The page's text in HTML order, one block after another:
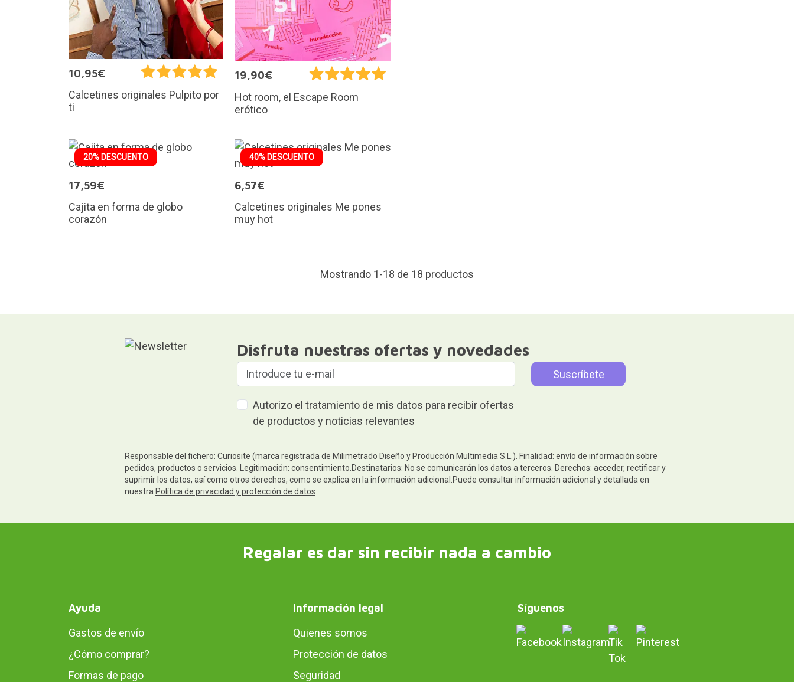
10,95€
Calcetines originales Pulpito por
ti
19,90€
Hot room, el Escape Room
erótico
20% DESCUENTO
17,59€
Cajita en forma de globo
corazón
40% DESCUENTO
6,57€
Calcetines originales Me pones
muy hot
Mostrando 1-18 de 18 productos
Disfruta nuestras ofertas y novedades
Autorizo el tratamiento de mis datos para recibir ofertas
de productos y noticias relevantes
Responsable del fichero: Curiosite (marca registrada de Milimetrado Diseño y Producción Multimedia S.L.). Finalidad: envío de información sobre
pedidos, productos o servicios. Legitimación: consentimiento.Destinatarios: No se comunicarán los datos a terceros. Derechos: acceder, rectificar y
suprimir los datos, así como otros derechos, como se explica en la información adicional.Puede consultar información adicional y detallada en
nuestra Política de privacidad y protección de datos
Regalar es dar sin recibir nada a cambio
Ayuda
Gastos de envío
¿Cómo comprar?
Formas de pago
Información legal
Quienes somos
Protección de datos
Seguridad
Síguenos